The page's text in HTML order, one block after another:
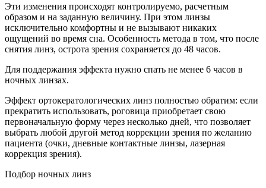
Эти изменения происходят контролируемо, расчетным
образом и на заданную величину. При этом линзы
исключительно комфортны и не вызывают никаких
ощущений во время сна. Особенность метода в том, что после
снятия линз, острота зрения сохраняется до 48 часов.
Для поддержания эффекта нужно спать не менее 6 часов в
ночных линзах.
Эффект ортокератологических линз полностью обратим: если
прекратить использовать, роговица приобретает свою
первоначальную форму через несколько дней, что позволяет
выбрать любой другой метод коррекции зрения по желанию
пациента (очки, дневные контактные линзы, лазерная
коррекция зрения).
Подбор ночных линз